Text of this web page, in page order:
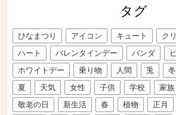
タグ
ひなまつり アイコン キュート ク
ハート
バレンタインデー パンダ
ホワイトデー
乗り物 人間 兎 冬
夏
天気 女性 子供 学校 家族
敬老の日
新生活 春 植物 正月